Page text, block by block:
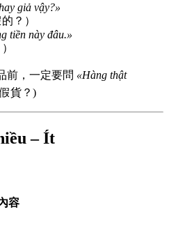
giả vậy?»
？）
tiền này đâu.»
前，一定要問 «Hàng thật
貨？)
– Ít
容